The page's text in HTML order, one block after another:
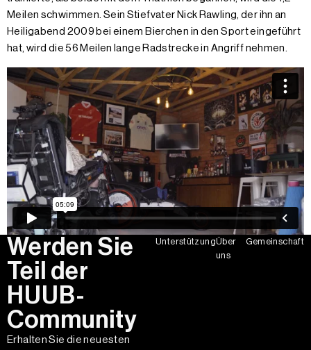
Meilen schwimmen. Sein Stiefvater Nick Rawling, der ihn an
Heiligabend 2009 bei einem Bierchen in den Sport eingeführt
hat, wird die 56 Meilen lange Radstrecke in Angriff nehmen.
Werden Sie
Teil der
HUUB-
Community
Erhalten Sie die neuesten
UnterstützungÜber
uns
Gemeinschaft